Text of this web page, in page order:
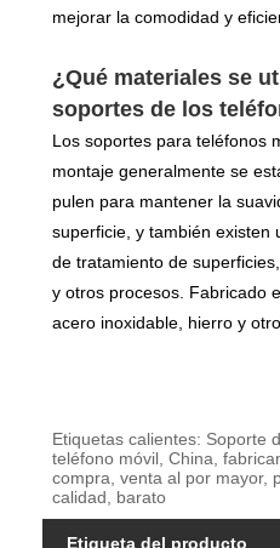
mejorar la comodidad y
¿Qué materiales se
soportes de los
Los soportes para teléfonos
montaje generalmente se
pulen para mantener la
superficie, y también existen
de tratamiento de
y otros procesos. Fabricado
acero inoxidable, hierro y
Etiquetas calientes: Soporte
teléfono móvil, China,
compra, venta al por mayor,
calidad, barato
Etiqueta del producto